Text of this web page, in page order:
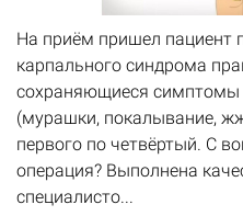
На приём пришел пациент
карпального синдрома
сохраняющиеся симптомы
(мурашки, покалывание,
первого по четвёртый. С
операция? Выполнена
специалисто...